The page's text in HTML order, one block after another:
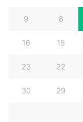
8
9
15
16
22
23
29
30